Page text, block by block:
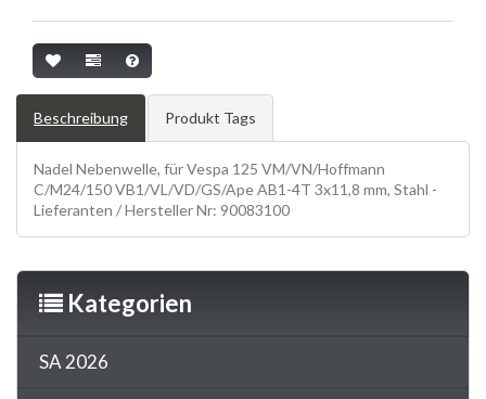
Beschreibung Produkt Tags
Nadel Nebenwelle, für Vespa 125 VM/VN/Hoffmann
C/M24/150 VB1/VL/VD/GS/Ape AB1-4T 3x11,8 mm, Stahl -
Lieferanten / Hersteller Nr: 90083100
Kategorien
SA 2026